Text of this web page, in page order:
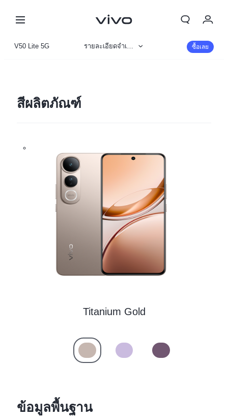
My Order
V50 Lite 5G รายละเอียดจำเพาะ ซื้อเลย
สีผลิตภัณฑ์
Titanium Gold
ข้อมูลพื้นฐาน